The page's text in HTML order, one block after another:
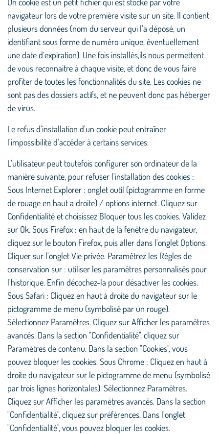
navigateur lors de votre première visite sur un site. Il contient
plusieurs données (nom du serveur qui l’a déposé, un
identifiant sous forme de numéro unique, éventuellement
une date d’expiration). Une fois installés,ils nous permettent
de vous reconnaitre à chaque visite, et donc de vous faire
profiter de toutes les fonctionnalités du site. Les cookies ne
sont pas des dossiers actifs, et ne peuvent donc pas héberger
de virus.
Le refus d'installation d'un cookie peut entraîner
l'impossibilité d'accéder à certains services.
L'utilisateur peut toutefois configurer son ordinateur de la
manière suivante, pour refuser l'installation des cookies :
Sous Internet Explorer : onglet outil (pictogramme en forme
de rouage en haut a droite) / options internet. Cliquez sur
Confidentialité et choisissez Bloquer tous les cookies. Validez
sur Ok. Sous Firefox : en haut de la fenêtre du navigateur,
cliquez sur le bouton Firefox, puis aller dans l'onglet Options.
Cliquer sur l'onglet Vie privée. Paramétrez les Règles de
conservation sur : utiliser les paramètres personnalisés pour
l'historique. Enfin décochez-la pour désactiver les cookies.
Sous Safari : Cliquez en haut à droite du navigateur sur le
pictogramme de menu (symbolisé par un rouge).
Sélectionnez Paramètres. Cliquez sur Afficher les paramètres
avancés. Dans la section "Confidentialité", cliquez sur
Paramètres de contenu. Dans la section "Cookies", vous
pouvez bloquer les cookies. Sous Chrome : Cliquez en haut à
droite du navigateur sur le pictogramme de menu (symbolisé
par trois lignes horizontales). Sélectionnez Paramètres.
Cliquez sur Afficher les paramètres avancés. Dans la section
"Confidentialité", cliquez sur préférences. Dans l'onglet
"Confidentialité", vous pouvez bloquer les cookies.